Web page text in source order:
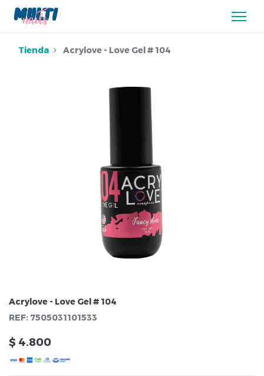
Tienda Acrylove - Love Gel # 104
Acrylove - Love Gel # 104
REF: 7505031101533
$ 4.800